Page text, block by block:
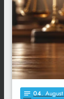
notes 04.